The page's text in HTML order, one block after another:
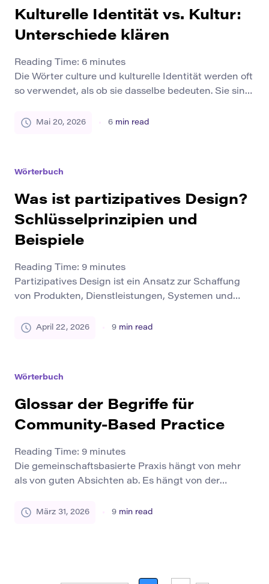
Netzwerke. Diese Systeme beeinflussen, wer
Kulturelle Identität vs. Kultur:
Unterschiede klären
Reading Time: 6 minutes
Die Wörter culture und kulturelle Identität werden oft
so verwendet, als ob sie dasselbe bedeuten. Sie sind
Kultur ist das umfassendere System gemeinsamer
Beziehung […]
Mai 20, 2026 6 min read
Wörterbuch
Was ist partizipatives Design?
Schlüsselprinzipien und
Beispiele
Reading Time: 9 minutes
Partizipatives Design ist ein Ansatz zur Schaffung
von Produkten, Dienstleistungen, Systemen und
Personen an der Gestaltung beteiligt sind. Anstatt
April 22, 2026 9 min read
Wörterbuch
Glossar der Begriffe für
Community-Based Practice
Reading Time: 9 minutes
Die gemeinschaftsbasierte Praxis hängt von mehr
als von guten Absichten ab. Es hängt von der
gemeinnützige Teams, Öffentlichkeitsarbeiter,
März 31, 2026 9 min read